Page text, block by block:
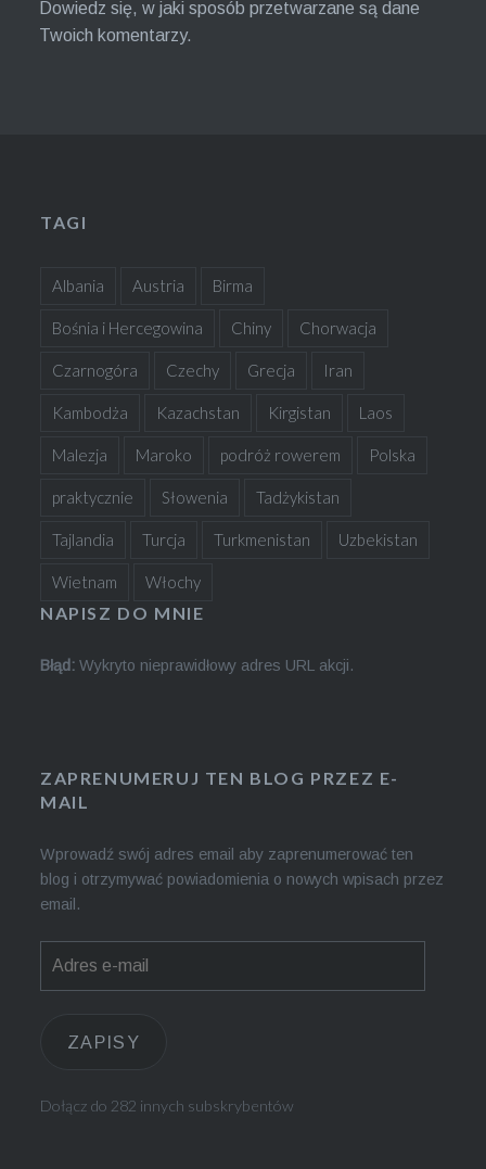
Dowiedz się, w jaki sposób przetwarzane są dane
Twoich komentarzy.
TAGI
Albania Austria Birma
Bośnia i Hercegowina Chiny Chorwacja
Czarnogóra Czechy Grecja Iran
Kambodża Kazachstan Kirgistan Laos
Malezja Maroko podróż rowerem Polska
praktycznie Słowenia Tadżykistan
Tajlandia Turcja Turkmenistan Uzbekistan
Wietnam Włochy
NAPISZ DO MNIE
Błąd: Wykryto nieprawidłowy adres URL akcji.
ZAPRENUMERUJ TEN BLOG PRZEZ E-
MAIL
Wprowadź swój adres email aby zaprenumerować ten
blog i otrzymywać powiadomienia o nowych wpisach przez
email.
mail
ZAPISY
Dołącz do 282 innych subskrybentów